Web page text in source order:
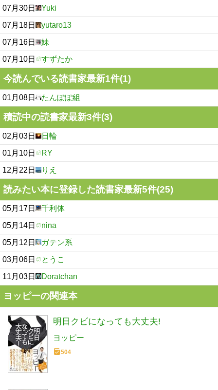
07月30日 Yuki
07月18日 yutaro13
07月16日 妹
07月10日 すずたか
今読んでいる読書家最新1件(1)
01月08日 たんぽぽ組
積読中の読書家最新3件(3)
02月03日 日輪
01月10日 RY
12月22日 りえ
読みたい本に登録した読書家最新5件(25)
05月17日 千利体
05月14日 nina
05月12日 ガテン系
03月06日 とうこ
11月03日 Doratchan
ヨッピーの関連本
明日クビになっても大丈夫!
ヨッピー
504